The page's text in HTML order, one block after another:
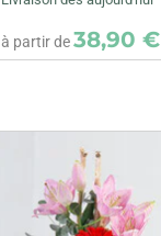
à partir de38,90 €